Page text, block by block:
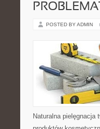
POSTED BY ADMIN
Naturalna pielęgnacja